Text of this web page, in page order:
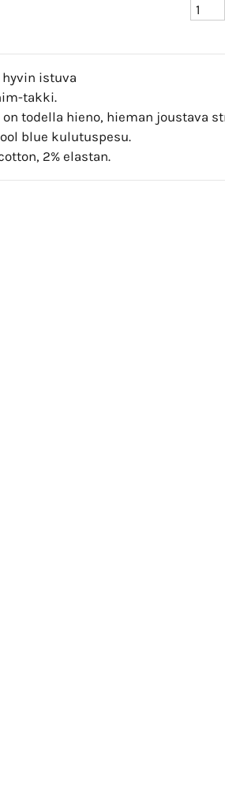
hyvin istuva
takki.
todella hieno, hieman joustava
blue kulutuspesu.
2% elastan.